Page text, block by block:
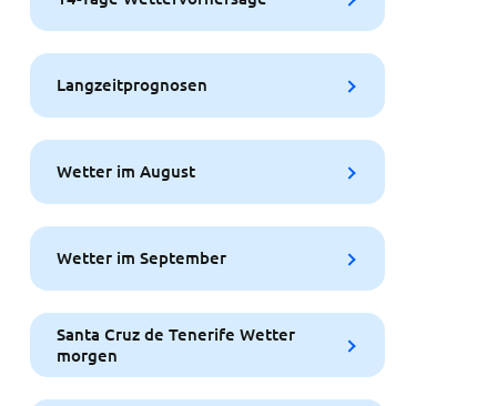
Langzeitprognosen
Wetter im August
Wetter im September
Santa Cruz de Tenerife Wetter
morgen